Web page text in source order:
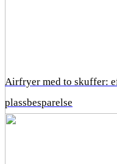
Airfryer med to skuffer:
plassbesparelse